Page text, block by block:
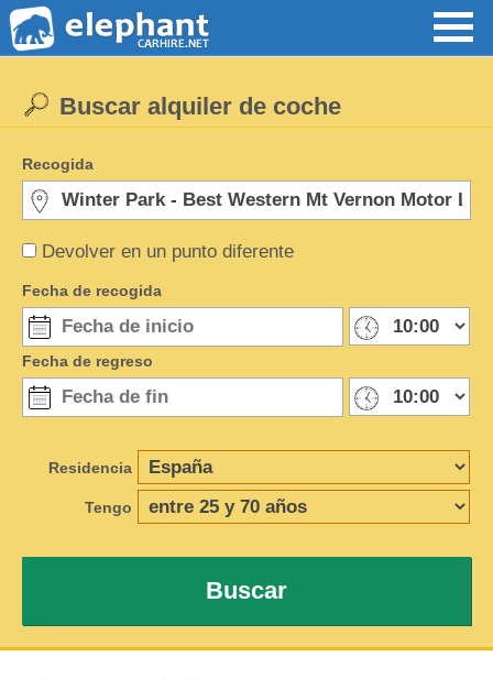
Devolver en un punto diferente
Buscar alquiler de coche
Recogida
Fecha de recogida
Fecha de regreso
Residencia
Tengo
Buscar